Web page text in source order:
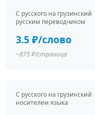
С русского на грузинский
русским переводчиком
3.5 ₽/слово
~875 ₽/страница
С русского на грузинский
носителем языка